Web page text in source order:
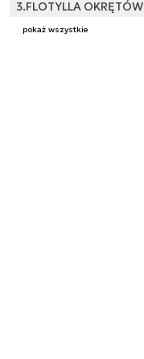
3.FLOTYLLA OKRĘTÓW
pokaż wszystkie